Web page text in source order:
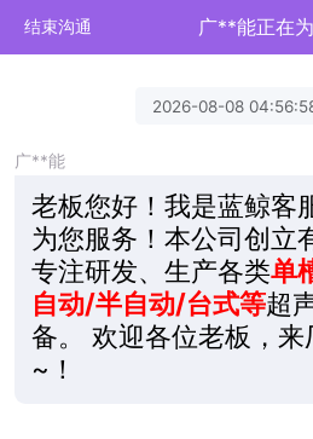
结束沟通 广**能正在
2026-08-08
广**能
老板您好！我是蓝鲸客
为您服务！本公司创立
专注研发、生产各类单
自动/半自动/台式等超
备。 欢迎各位老板，来
~！